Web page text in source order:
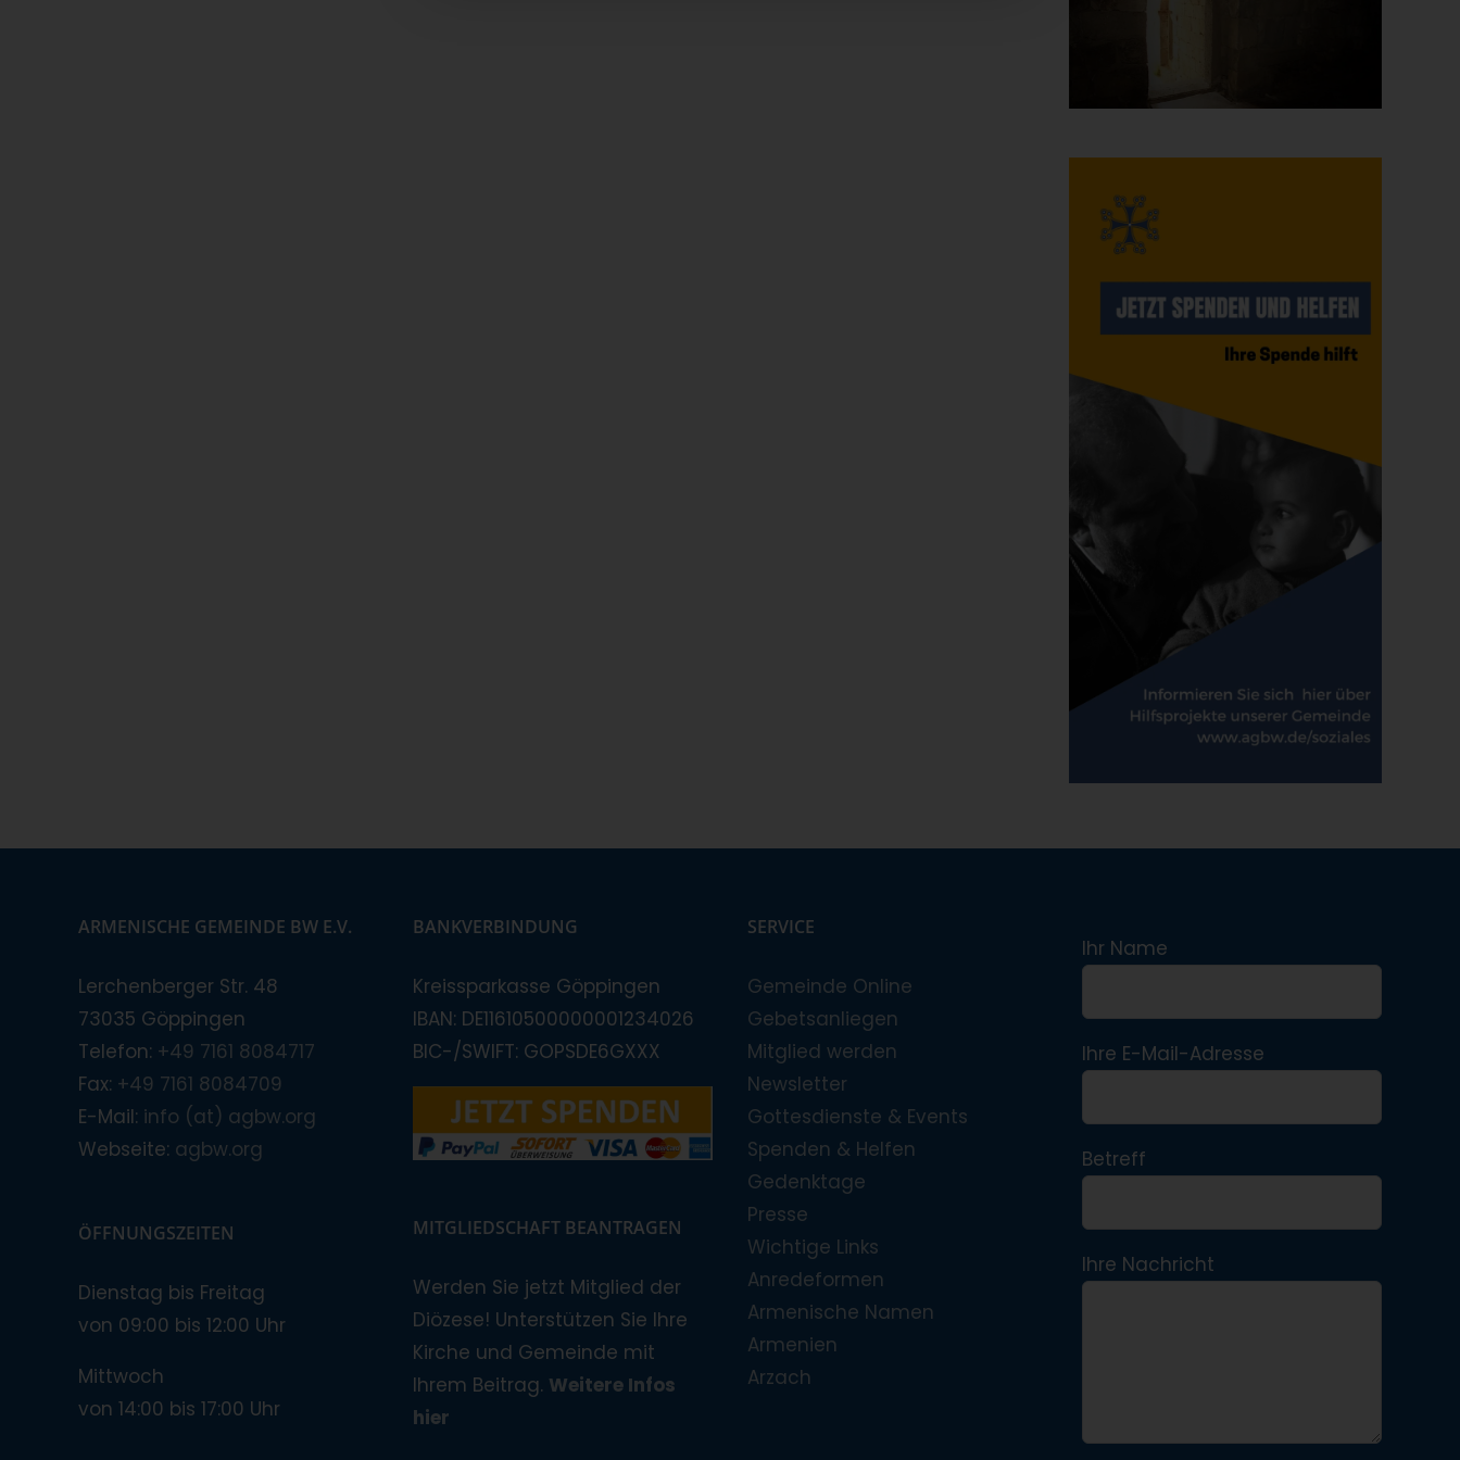
ARMENISCHE GEMEINDE BW E.V.
Lerchenberger Str. 48
73035 Göppingen
Telefon: +49 7161 8084717
Fax: +49 7161 8084709
E-Mail: info (at) agbw.org
Webseite: agbw.org
ÖFFNUNGSZEITEN
Dienstag bis Freitag
von 09:00 bis 12:00 Uhr
Mittwoch
von 14:00 bis 17:00 Uhr
BANKVERBINDUNG
Kreissparkasse Göppingen
IBAN: DE11610500000001234026
BIC-/SWIFT: GOPSDE6GXXX
MITGLIEDSCHAFT BEANTRAGEN
Werden Sie jetzt Mitglied der
Diözese! Unterstützen Sie Ihre
Kirche und Gemeinde mit
Ihrem Beitrag. Weitere Infos
hier
SERVICE
Gemeinde Online
Gebetsanliegen
Mitglied werden
Newsletter
Gottesdienste & Events
Spenden & Helfen
Gedenktage
Presse
Wichtige Links
Anredeformen
Armenische Namen
Armenien
Arzach
Ihr Name
Ihre E-Mail-Adresse
Betreff
Ihre Nachricht